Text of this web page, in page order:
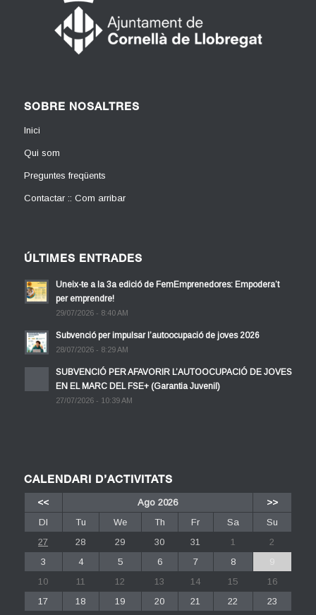
SOBRE NOSALTRES
Inici
Qui som
Preguntes freqüents
Contactar :: Com arribar
ÚLTIMES ENTRADES
Uneix-te a la 3a edició de FemEmprenedores: Empodera’t
per emprendre!
29/07/2026 - 8:40 AM
Subvenció per impulsar l’autoocupació de joves 2026
28/07/2026 - 8:29 AM
SUBVENCIÓ PER AFAVORIR L’AUTOOCUPACIÓ DE JOVES
EN EL MARC DEL FSE+ (Garantia Juvenil)
27/07/2026 - 10:39 AM
CALENDARI D’ACTIVITATS
<< Ago 2026
>>
Dl
Tu We Th Fr Sa
Su
27
28 29 30 31 1
2
3
4 5 6 7 8
9
10
11 12 13 14 15
16
17
18 19 20 21 22
23